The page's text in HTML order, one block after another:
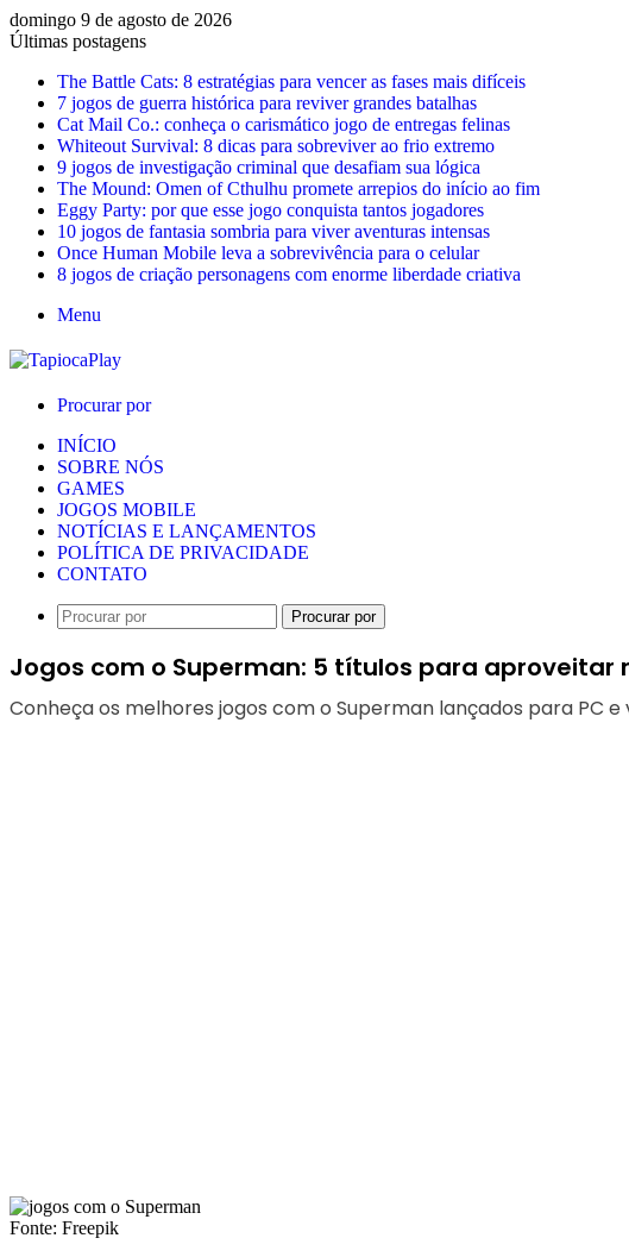
domingo 9 de agosto de 2026
Últimas postagens
The Battle Cats: 8 estratégias para vencer as fases mais difíceis
7 jogos de guerra histórica para reviver grandes batalhas
Cat Mail Co.: conheça o carismático jogo de entregas felinas
Whiteout Survival: 8 dicas para sobreviver ao frio extremo
9 jogos de investigação criminal que desafiam sua lógica
The Mound: Omen of Cthulhu promete arrepios do início ao fim
Eggy Party: por que esse jogo conquista tantos jogadores
10 jogos de fantasia sombria para viver aventuras intensas
Once Human Mobile leva a sobrevivência para o celular
8 jogos de criação personagens com enorme liberdade criativa
Menu
Procurar por
INÍCIO
SOBRE NÓS
GAMES
JOGOS MOBILE
NOTÍCIAS E LANÇAMENTOS
POLÍTICA DE PRIVACIDADE
CONTATO
Procurar por
Jogos com o Superman: 5 títulos para aproveitar
Conheça os melhores jogos com o Superman lançados para PC
Fonte: Freepik